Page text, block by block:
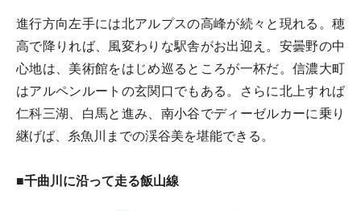
進行方向左手には北アルプスの高峰が続々と現れる。穂
高で降りれば、風変わりな駅舎がお出迎え。安曇野の中
心地は、美術館をはじめ巡るところが一杯だ。信濃大町
はアルペンルートの玄関口でもある。さらに北上すれば
仁科三湖、白馬と進み、南小谷でディーゼルカーに乗り
継げば、糸魚川までの渓谷美を堪能できる。
■千曲川に沿って走る飯山線